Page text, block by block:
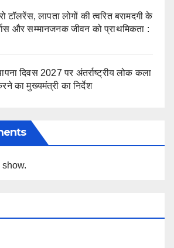
टॉलरेंस, लापता लोगों की त्वरित बरामदगी के
और सम्मानजनक जीवन को प्राथमिकता :
दिवस 2027 पर अंतर्राष्ट्रीय लोक कला
का मुख्यमंत्री का निर्देश
show.